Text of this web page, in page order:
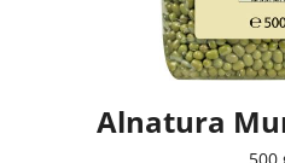
Alnatura